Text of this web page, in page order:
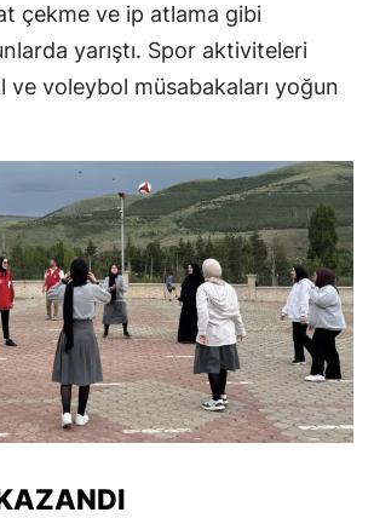
çekme ve ip atlama gibi
yarıştı. Spor aktiviteleri
ve voleybol müsabakaları yoğun